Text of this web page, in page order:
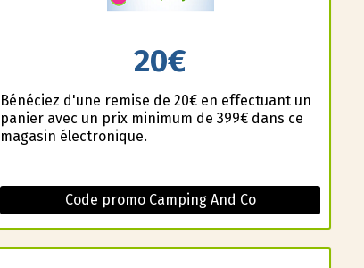
20€
Bénéficiez d'une remise de 20€ en effectuant un
panier avec un prix minimum de 399€ dans ce
magasin électronique.
Code promo Camping And Co